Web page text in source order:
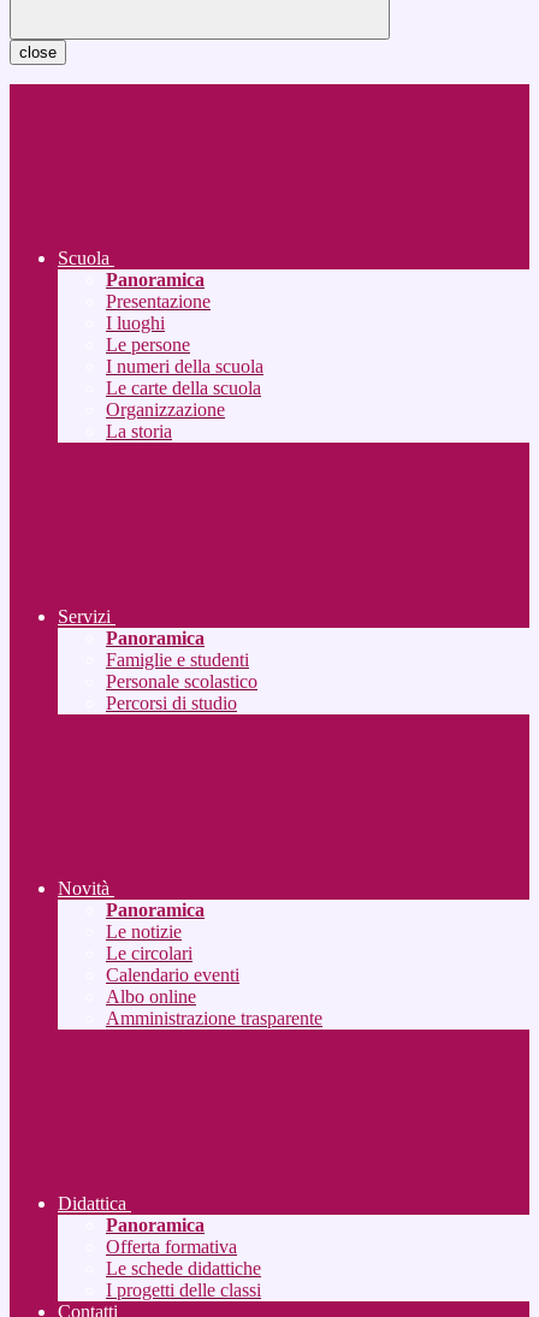
close
Scuola
Panoramica
Presentazione
I luoghi
Le persone
I numeri della scuola
Le carte della scuola
Organizzazione
La storia
Servizi
Panoramica
Famiglie e studenti
Personale scolastico
Percorsi di studio
Novità
Panoramica
Le notizie
Le circolari
Calendario eventi
Albo online
Amministrazione trasparente
Didattica
Panoramica
Offerta formativa
Le schede didattiche
I progetti delle classi
Contatti